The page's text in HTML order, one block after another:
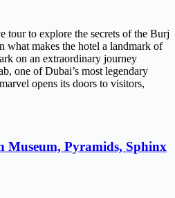
to explore the secrets of the Burj
makes the hotel a landmark of
on an extraordinary journey
one of Dubai’s most legendary
opens its doors to visitors,
Pyramids, Sphinx